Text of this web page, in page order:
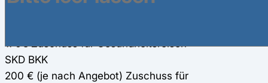
170€ Zuschuss für Gesundheitsreisen
SKD BKK
200 € (je nach Angebot) Zuschuss für